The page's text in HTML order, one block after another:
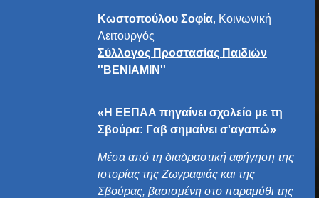
Κωστοπούλου Σοφία, Κοινωνική
Λειτουργός
Σύλλογος Προστασίας Παιδιών
''ΒΕΝΙΑΜΙΝ''
« Η ΕΕΠΑΑ πηγαίνει σχολείο με τη
Σβούρα: Γαβ σημαίνει σ'αγαπώ»
Μέσα από τη διαδραστική αφήγηση της
ιστορίας της Ζωγραφιάς και της
Σβούρας, βασισμένη στο παραμύθι της